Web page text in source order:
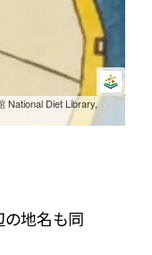
National Diet Library,
の地名も同